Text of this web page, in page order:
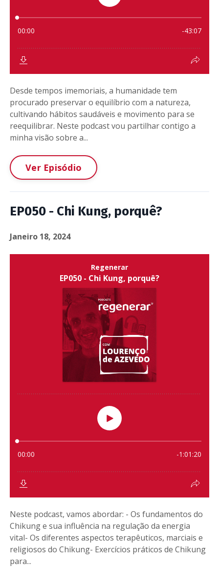
Desde tempos imemoriais, a humanidade tem
procurado preservar o equilíbrio com a natureza,
cultivando hábitos saudáveis e movimento para se
reequilibrar. Neste podcast vou partilhar contigo a
minha visão sobre a...
Ver Episódio
EP050 - Chi Kung, porquê?
Janeiro 18, 2024
Neste podcast, vamos abordar: - Os fundamentos do
Chikung e sua influência na regulação da energia
vital- Os diferentes aspectos terapêuticos, marciais e
religiosos do Chikung- Exercícios práticos de Chikung
para...